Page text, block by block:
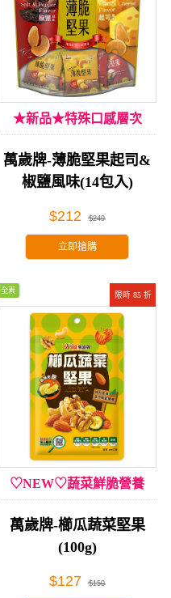
★新品★特殊口感層次
萬歲牌-薄脆堅果起司&
椒鹽風味(14包入)
$212 $249
立即搶購
限時 85 折
全素
♡NEW♡蔬菜鮮脆營養
萬歲牌-櫛瓜蔬菜堅果
(100g)
$127 $150